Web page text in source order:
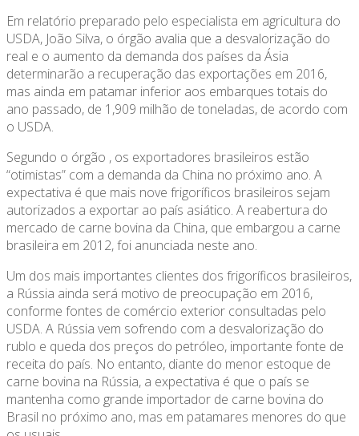
Em relatório preparado pelo especialista em agricultura do
USDA, João Silva, o órgão avalia que a desvalorização do
real e o aumento da demanda dos países da Ásia
determinarão a recuperação das exportações em 2016,
mas ainda em patamar inferior aos embarques totais do
ano passado, de 1,909 milhão de toneladas, de acordo com
o USDA.
Segundo o órgão , os exportadores brasileiros estão
“otimistas” com a demanda da China no próximo ano. A
expectativa é que mais nove frigoríficos brasileiros sejam
autorizados a exportar ao país asiático. A reabertura do
mercado de carne bovina da China, que embargou a carne
brasileira em 2012, foi anunciada neste ano.
Um dos mais importantes clientes dos frigoríficos brasileiros,
a Rússia ainda será motivo de preocupação em 2016,
conforme fontes de comércio exterior consultadas pelo
USDA. A Rússia vem sofrendo com a desvalorização do
rublo e queda dos preços do petróleo, importante fonte de
receita do país. No entanto, diante do menor estoque de
carne bovina na Rússia, a expectativa é que o país se
mantenha como grande importador de carne bovina do
Brasil no próximo ano, mas em patamares menores do que